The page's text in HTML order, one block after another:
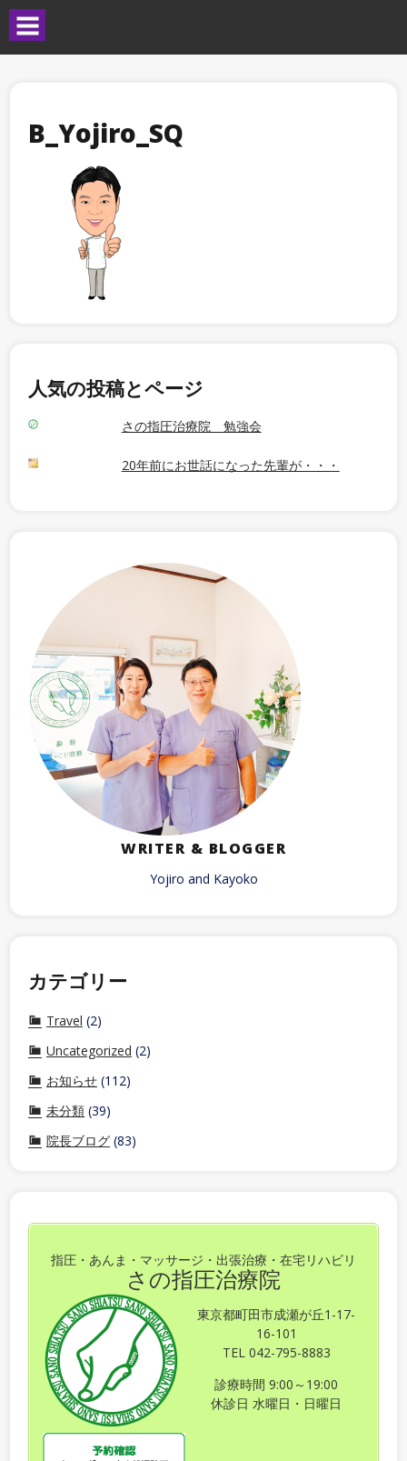
B_Yojiro_SQ
人気の投稿とページ
さの指圧治療院 勉強会
20年前にお世話になった先輩が・・・
WRITER & BLOGGER
Yojiro and Kayoko
カテゴリー
Travel (2)
Uncategorized (2)
お知らせ (112)
未分類 (39)
院長ブログ (83)
指圧・あんま・マッサージ・出張治療・在宅リハビリ
さの指圧治療院
東京都町田市成瀬が丘1-17-
16-101
TEL 042-795-8883
診療時間 9:00～19:00
休診日 水曜日・日曜日